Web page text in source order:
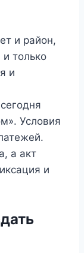
и район,
только
и
Условия
а акт
и